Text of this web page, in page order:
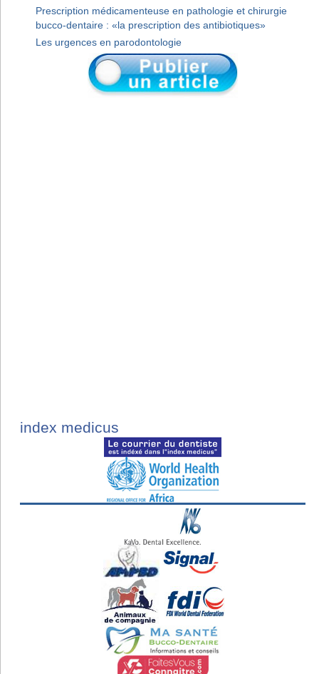
Prescription médicamenteuse en pathologie et chirurgie
bucco-dentaire : «la prescription des antibiotiques»
Les urgences en parodontologie
index medicus